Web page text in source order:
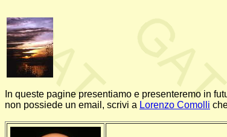
In queste pagine presentiamo e presenteremo in
non possiede un email, scrivi a Lorenzo Comolli